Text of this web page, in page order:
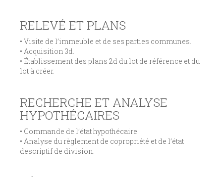
RELEVÉ ET PLANS
• Visite de l’immeuble et de ses parties communes.
• Acquisition 3d.
• Établissement des plans 2d du lot de référence et du
lot à créer.
RECHERCHE ET ANALYSE
HYPOTHÉCAIRES
• Commande de l’état hypothécaire.
• Analyse du règlement de copropriété et de l’état
descriptif de division.